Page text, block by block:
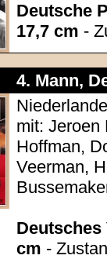
Deutsche
17,7 cm -
4. Mann,
mit: Jeroen
Hoffman,
Veerman,
Deutsches
cm -